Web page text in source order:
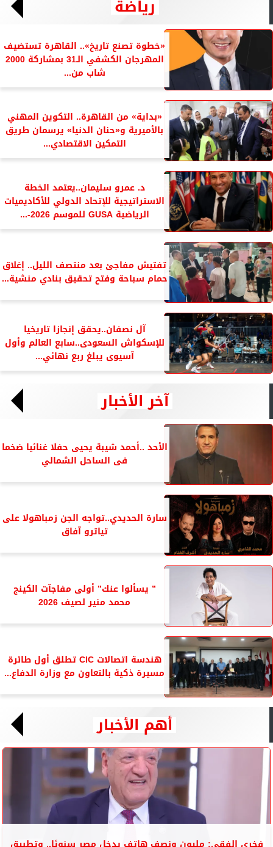
رياضة
«خطوة تصنع تاريخ».. القاهرة تستضيف
المهرجان الكشفي الـ31 بمشاركة 2000
شاب من...
«بداية» من القاهرة.. التكوين المهني
بالأميرية و«حنان الدنيا» يرسمان طريق
التمكين الاقتصادي...
د. عمرو سليمان..يعتمد الخطة
الاستراتيجية للإتحاد الدولي للأكاديميات
الرياضية GUSA للموسم 2026-...
تفتيش مفاجئ بعد منتصف الليل.. إغلاق
حمام سباحة وفتح تحقيق بنادي منشية...
آل نصفان..يحقق إنجازا تاريخيا
للإسكواش السعودى..سابع العالم وأول
آسيوى يبلغ ربع نهائي...
آخر الأخبار
الأحد ..أحمد شيبة يحيى حفلا غنائيا ضخما
فى الساحل الشمالي
سارة الحديدي..تواجه الجن زمباهولا على
تياترو آفاق
” يسألوا عنك” أولى مفاجآت الكينج
محمد منير لصيف 2026
هندسة اتصالات CIC تطلق أول طائرة
مسيرة ذكية بالتعاون مع وزارة الدفاع...
أهم الأخبار